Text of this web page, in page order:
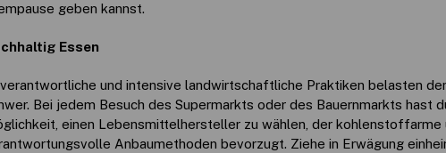
geben kannst.
Essen
und intensive landwirtschaftliche Praktiken belasten
Bei jedem Besuch des Supermarkts oder des Bauernmarkts hast
einen Lebensmittelhersteller zu wählen, der kohlenstoffarme
Anbaumethoden bevorzugt. Ziehe in Erwägung